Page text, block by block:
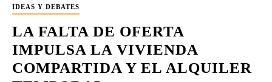
IDEAS Y DEBATES
LA FALTA DE OFERTA
IMPULSA LA VIVIENDA
COMPARTIDA Y EL ALQUILER